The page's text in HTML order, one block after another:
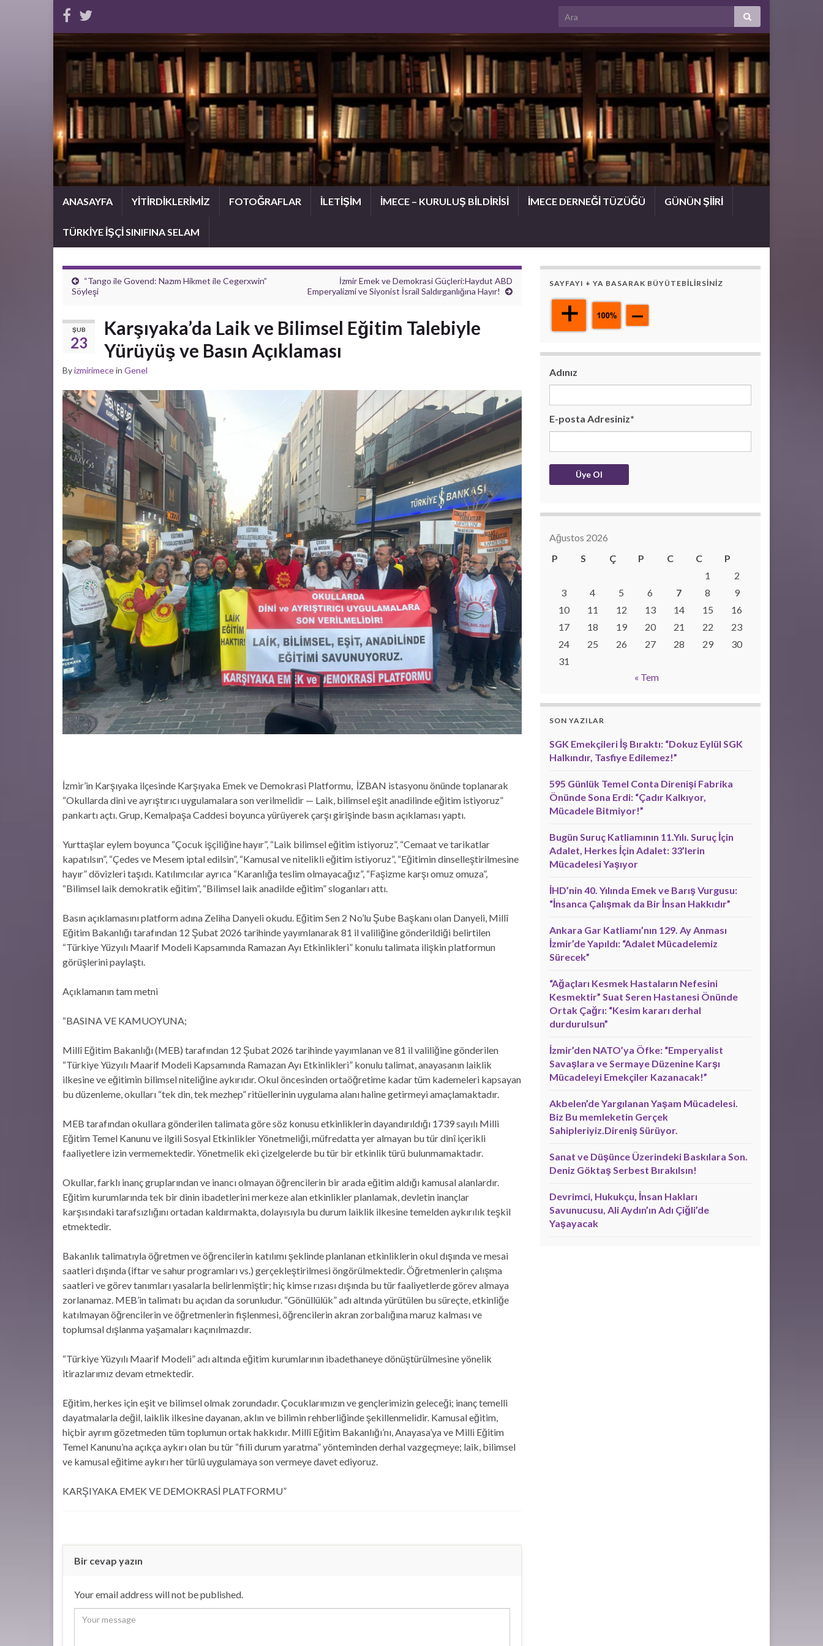
ANASAYFA YİTİRDİKLERİMİZ FOTOĞRAFLAR İLETİŞİM İMECE – KURULUŞ BİLDİRİSİ İMECE DERNEĞİ TÜZÜĞÜ GÜNÜN ŞİİRİ
TÜRKİYE İŞÇİ SINIFINA SELAM
“Tango ile Govend: Nazım Hikmet ile Cegerxwin”
Söyleşi
İzmir Emek ve Demokrasi Güçleri:Haydut ABD
Emperyalizmi ve Siyonist İsrail Saldırganlığına Hayır!
ŞUB
23
Karşıyaka’da Laik ve Bilimsel Eğitim Talebiyle
Yürüyüş ve Basın Açıklaması
Byizmirimecein Genel
İzmir’in Karşıyaka ilçesinde Karşıyaka Emek ve Demokrasi Platformu, İZBAN istasyonu önünde toplanarak
“Okullarda dini ve ayrıştırıcı uygulamalara son verilmelidir — Laik, bilimsel eşit anadilinde eğitim istiyoruz”
pankartı açtı. Grup, Kemalpaşa Caddesi boyunca yürüyerek çarşı girişinde basın açıklaması yaptı.
Yurttaşlar eylem boyunca “Çocuk işçiliğine hayır”, “Laik bilimsel eğitim istiyoruz”, “Cemaat ve tarikatlar
kapatılsın”, “Çedes ve Mesem iptal edilsin”, “Kamusal ve nitelikli eğitim istiyoruz”, “Eğitimin dinselleştirilmesine
hayır” dövizleri taşıdı. Katılımcılar ayrıca “Karanlığa teslim olmayacağız”, “Faşizme karşı omuz omuza”,
“Bilimsel laik demokratik eğitim”, “Bilimsel laik anadilde eğitim” sloganları attı.
Basın açıklamasını platform adına Zeliha Danyeli okudu. Eğitim Sen 2 No’lu Şube Başkanı olan Danyeli, Millî
Eğitim Bakanlığı tarafından 12 Şubat 2026 tarihinde yayımlanarak 81 il valiliğine gönderildiği belirtilen
“Türkiye Yüzyılı Maarif Modeli Kapsamında Ramazan Ayı Etkinlikleri” konulu talimata ilişkin platformun
görüşlerini paylaştı.
Açıklamanın tam metni
“BASINA VE KAMUOYUNA;
Millî Eğitim Bakanlığı (MEB) tarafından 12 Şubat 2026 tarihinde yayımlanan ve 81 il valiliğine gönderilen
“Türkiye Yüzyılı Maarif Modeli Kapsamında Ramazan Ayı Etkinlikleri” konulu talimat, anayasanın laiklik
ilkesine ve eğitimin bilimsel niteliğine aykırıdır. Okul öncesinden ortaöğretime kadar tüm kademeleri kapsayan
bu düzenleme, okulları “tek din, tek mezhep” ritüellerinin uygulama alanı haline getirmeyi amaçlamaktadır.
MEB tarafından okullara gönderilen talimata göre söz konusu etkinliklerin dayandırıldığı 1739 sayılı Milli
Eğitim Temel Kanunu ve ilgili Sosyal Etkinlikler Yönetmeliği, müfredatta yer almayan bu tür dinî içerikli
faaliyetlere izin vermemektedir. Yönetmelik eki çizelgelerde bu tür bir etkinlik türü bulunmamaktadır.
Okullar, farklı inanç gruplarından ve inancı olmayan öğrencilerin bir arada eğitim aldığı kamusal alanlardır.
Eğitim kurumlarında tek bir dinin ibadetlerini merkeze alan etkinlikler planlamak, devletin inançlar
karşısındaki tarafsızlığını ortadan kaldırmakta, dolayısıyla bu durum laiklik ilkesine temelden aykırılık teşkil
etmektedir.
Bakanlık talimatıyla öğretmen ve öğrencilerin katılımı şeklinde planlanan etkinliklerin okul dışında ve mesai
saatleri dışında (iftar ve sahur programları vs.) gerçekleştirilmesi öngörülmektedir. Öğretmenlerin çalışma
saatleri ve görev tanımları yasalarla belirlenmiştir; hiç kimse rızası dışında bu tür faaliyetlerde görev almaya
zorlanamaz. MEB’in talimatı bu açıdan da sorunludur. “Gönüllülük” adı altında yürütülen bu süreçte, etkinliğe
katılmayan öğrencilerin ve öğretmenlerin fişlenmesi, öğrencilerin akran zorbalığına maruz kalması ve
toplumsal dışlanma yaşamaları kaçınılmazdır.
“Türkiye Yüzyılı Maarif Modeli” adı altında eğitim kurumlarının ibadethaneye dönüştürülmesine yönelik
itirazlarımız devam etmektedir.
Eğitim, herkes için eşit ve bilimsel olmak zorundadır. Çocuklarımızın ve gençlerimizin geleceği; inanç temelli
dayatmalarla değil, laiklik ilkesine dayanan, aklın ve bilimin rehberliğinde şekillenmelidir. Kamusal eğitim,
hiçbir ayrım gözetmeden tüm toplumun ortak hakkıdır. Millî Eğitim Bakanlığı’nı, Anayasa’ya ve Milli Eğitim
Temel Kanunu’na açıkça aykırı olan bu tür “fiili durum yaratma” yönteminden derhal vazgeçmeye; laik, bilimsel
ve kamusal eğitime aykırı her türlü uygulamaya son vermeye davet ediyoruz.
KARŞIYAKA EMEK VE DEMOKRASİ PLATFORMU”
Bir cevap yazın
Your email address will not be published.
SAYFAYI + YA BASARAK BÜYÜTEBILIRSINIZ
Adınız
E-posta Adresiniz*
Ağustos 2026
P
S Ç P C C
P
1
2
3
4 5 6 7 8
9
10
11 12 13 14 15
16
17
18 19 20 21 22
23
24
25 26 27 28 29
30
31
« Tem
SON YAZILAR
SGK Emekçileri İş Bıraktı: “Dokuz Eylül SGK
Halkındır, Tasfiye Edilemez!”
595 Günlük Temel Conta Direnişi Fabrika
Önünde Sona Erdi: “Çadır Kalkıyor,
Mücadele Bitmiyor!”
Bugün Suruç Katliamının 11.Yılı. Suruç İçin
Adalet, Herkes İçin Adalet: 33’lerin
Mücadelesi Yaşıyor
İHD’nin 40. Yılında Emek ve Barış Vurgusu:
“İnsanca Çalışmak da Bir İnsan Hakkıdır”
Ankara Gar Katliamı’nın 129. Ay Anması
İzmir’de Yapıldı: “Adalet Mücadelemiz
Sürecek”
“Ağaçları Kesmek Hastaların Nefesini
Kesmektir” Suat Seren Hastanesi Önünde
Ortak Çağrı: “Kesim kararı derhal
durdurulsun”
İzmir’den NATO’ya Öfke: “Emperyalist
Savaşlara ve Sermaye Düzenine Karşı
Mücadeleyi Emekçiler Kazanacak!”
Akbelen’de Yargılanan Yaşam Mücadelesi.
Biz Bu memleketin Gerçek
Sahipleriyiz.Direniş Sürüyor.
Sanat ve Düşünce Üzerindeki Baskılara Son.
Deniz Göktaş Serbest Bırakılsın!
Devrimci, Hukukçu, İnsan Hakları
Savunucusu, Ali Aydın’ın Adı Çiğli’de
Yaşayacak